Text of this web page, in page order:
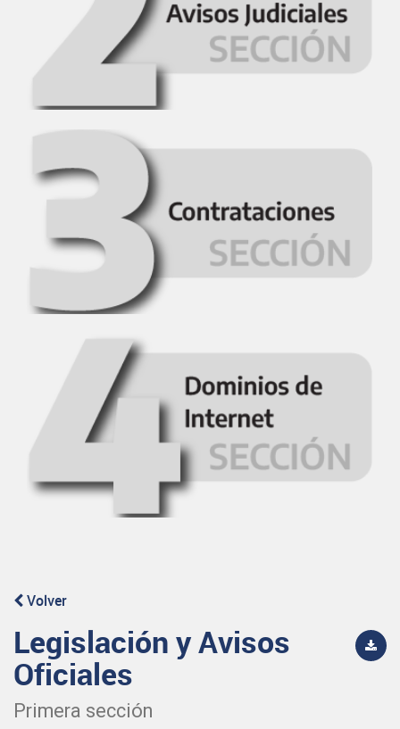
Volver
Legislación y Avisos
Oficiales
Primera sección